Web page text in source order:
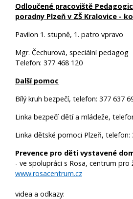
Odloučené pracoviště
poradny Plzeň v ZŠ Kralovice -
Pavilon 1. stupně, 1. patro vpravo
Mgr. Čechurová, speciální pedagog
Telefon: 377 468 120
Další pomoc
Bílý kruh bezpečí, telefon: 377 637
Linka bezpečí dětí a mládeže,
Linka dětské pomoci Plzeň, telefon:
Prevence pro děti vystavené
- ve spolupráci s Rosa, centrum pro
www.rosacentrum.cz
videa a odkazy: